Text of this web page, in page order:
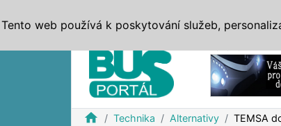
home Technika Alternativy TEMSA
Tento web používá k poskytování služeb,